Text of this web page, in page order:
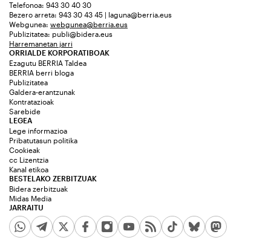
Telefonoa: 943 30 40 30
Bezero arreta: 943 30 43 45 | laguna@berria.eus
Webgunea: webgunea@berria.eus
Publizitatea: publi@bidera.eus
Harremanetan jarri
ORRIALDE KORPORATIBOAK
Ezagutu BERRIA Taldea
BERRIA berri bloga
Publizitatea
Galdera-erantzunak
Kontratazioak
Sarebide
JARRAITU
LEGEA
Lege informazioa
Pribatutasun politika
Cookieak
cc Lizentzia
Kanal etikoa
BESTELAKO ZERBITZUAK
Bidera zerbitzuak
Midas Media